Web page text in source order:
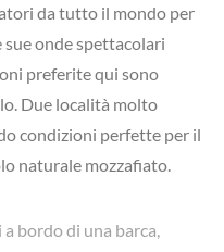
da tutto il mondo per
sue onde spettacolari
preferite qui sono
Due località molto
condizioni perfette per il
naturale mozzafiato.
bordo di una barca,